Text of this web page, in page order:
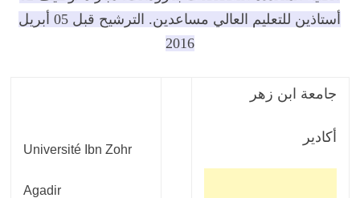
أستاذين للتعليم العالي مساعدين. الترشيح قبل 05 أبريل
2016
Université Ibn Zohr
Agadir
جامعة ابن زهر
أكادير